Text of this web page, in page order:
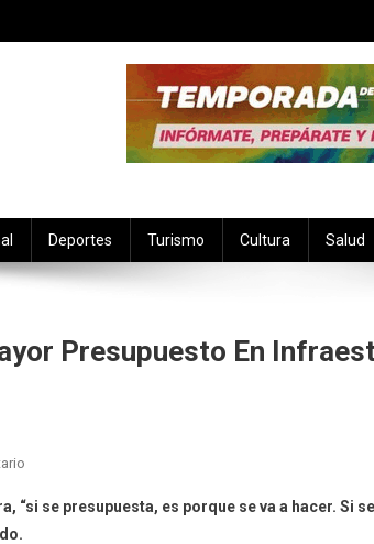
Deportes Turismo Cultura Salud
Presupuesto En
2020
“si se presupuesta, es porque se va a hacer. Si